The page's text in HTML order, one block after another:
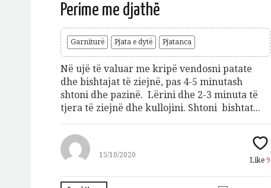
Perime me djathë
Garniturë Pjata e dytë Pjatanca
Në ujë të valuar me kripë vendosni patate
dhe bishtajat të ziejnë, pas 4-5 minutash
shtoni dhe pazinë. Lërini dhe 2-3 minuta të
tjera të ziejnë dhe kullojini. Shtoni bishtat...
15/10/2020
Like 9